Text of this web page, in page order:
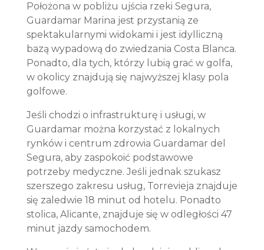
Położona w pobliżu ujścia rzeki Segura,
Guardamar Marina jest przystanią ze
spektakularnymi widokami i jest idylliczną
bazą wypadową do zwiedzania Costa Blanca.
Ponadto, dla tych, którzy lubią grać w golfa,
w okolicy znajdują się najwyższej klasy pola
golfowe.
Jeśli chodzi o infrastrukturę i usługi, w
Guardamar można korzystać z lokalnych
rynków i centrum zdrowia Guardamar del
Segura, aby zaspokoić podstawowe
potrzeby medyczne. Jeśli jednak szukasz
szerszego zakresu usług, Torrevieja znajduje
się zaledwie 18 minut od hotelu. Ponadto
stolica, Alicante, znajduje się w odległości 47
minut jazdy samochodem.